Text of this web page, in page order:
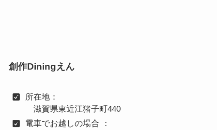
創作Diningえん
所在地：
滋賀県東近江猪子町440
電車でお越しの場合 ：